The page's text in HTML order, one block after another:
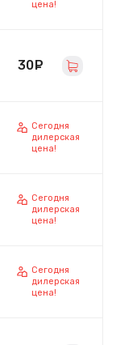
цена!
30 руб.
Сегодня
дилерская
цена!
Сегодня
дилерская
цена!
Сегодня
дилерская
цена!